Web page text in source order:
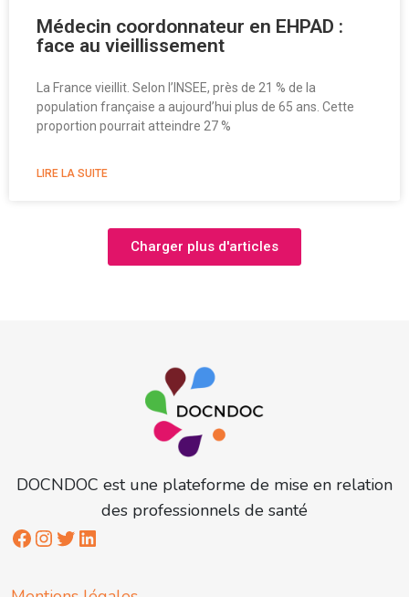
Médecin coordonnateur en EHPAD :
face au vieillissement
La France vieillit. Selon l’INSEE, près de 21 % de la
population française a aujourd’hui plus de 65 ans. Cette
proportion pourrait atteindre 27 %
LIRE LA SUITE
Charger plus d'articles
DOCNDOC est une plateforme de mise en relation
des professionnels de santé